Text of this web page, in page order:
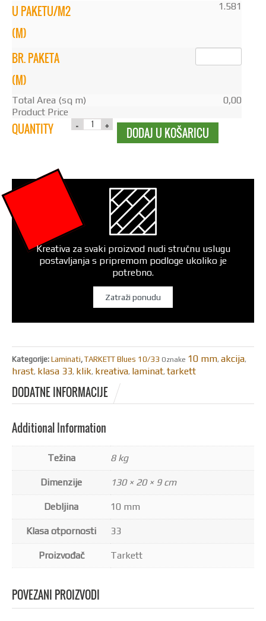
U PAKETU/M2
(M)
1.581
BR. PAKETA
(M)
Total Area (sq m)
0,00
Product Price
QUANTITY DODAJ U KOŠARICU
Kreativa za svaki proizvod nudi stručnu uslugu
postavljanja s pripremom podloge ukoliko je
potrebno.
Zatraži ponudu
Kategorije: Laminati, TARKETT Blues 10/33 Oznake 10 mm, akcija,
hrast, klasa 33, klik, kreativa, laminat, tarkett
DODATNE INFORMACIJE
Additional Information
Težina 8 kg
Dimenzije 130 × 20 × 9 cm
Debljina 10 mm
Klasa otpornosti 33
Proizvođač Tarkett
POVEZANI PROIZVODI